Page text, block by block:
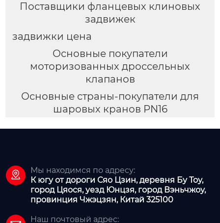
Поставщики фланцевых клиновых
задвижек
задвижки цена
Основные покупатели
моторизованных дроссельных
клапанов
Основные страны-покупатели для
шаровых кранов PN16

Мы находимся по адресу:
К югу от дороги Сяо Цзин, деревня Бу Тоу,
город Цяося, уезд Юнцзя, город Вэньчжоу,
провинция Чжэцзян, Китай 325100
Наш почтовый адрес: